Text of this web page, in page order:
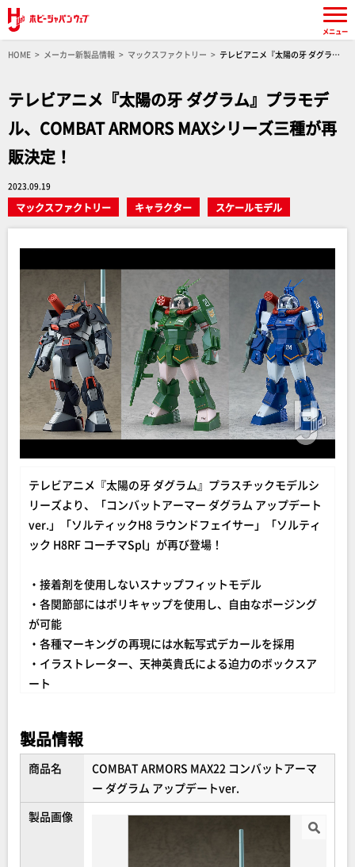
HOME メーカー新製品情報 マックスファクトリー
テレビアニメ『太陽の牙 ダグラ
テレビアニメ『太陽の牙 ダグラム』プラモデ
ル、COMBAT ARMORS MAXシリーズ三種が再
販決定！
2023.09.19
マックスファクトリー キャラクター スケールモデル
テレビアニメ『太陽の牙 ダグラム』プラスチックモデルシ
リーズより、「コンバットアーマー ダグラム アップデート
ver.」「ソルティックH8 ラウンドフェイサー」「ソルティ
ック H8RF コーチマSpl」が再び登場！
・接着剤を使用しないスナップフィットモデル
・各関節部にはポリキャップを使用し、自由なポージング
が可能
・各種マーキングの再現には水転写式デカールを採用
・イラストレーター、天神英貴氏による迫力のボックスア
ート
製品情報
商品名
COMBAT ARMORS MAX22 コンバットアーマ
ー ダグラム アップデートver.
製品画像
メニュー